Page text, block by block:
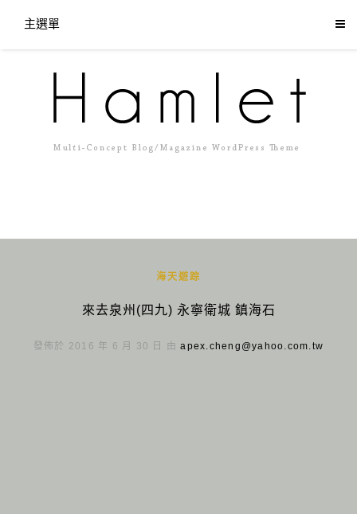
主選單
海天遊踪
來去泉州(四九) 永寧衛城 鎮海石
發佈於 2016 年 6 月 30 日 由apex.cheng@yahoo.com.tw